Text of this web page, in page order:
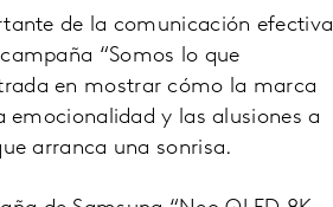
de la comunicación efectiva
“Somos lo que
en mostrar cómo la marca
emocionalidad y las alusiones a
arranca una sonrisa.